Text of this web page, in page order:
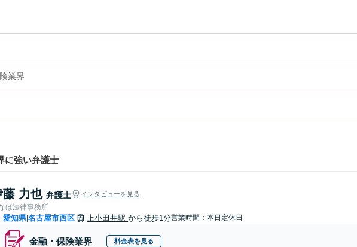
業界
に強い弁護士
藤 力也 弁護士 インタビューを見る
ほ法律事務所
愛知県|名古屋市西区 上小田井駅 から徒歩1分営業時間：本日定休日
金融・保険業界 料金表を見る